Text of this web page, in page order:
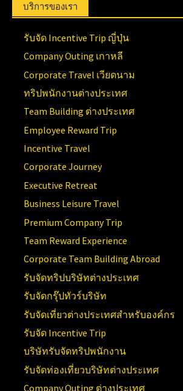
บริการของเรา
รับจัด Incentive Trip ญี่ปุ่น
Company Outing เกาหลี
Corporate Travel เวียดนาม
ทริปพนักงานต่างประเทศ
Team Building ต่างประเทศ
Employee Reward Trip
Incentive Travel
Corporate Journey
Executive Retreat
Business Leisure Travel
Premium Company Trip
Team Reward Experience
Corporate Team Building Abroad
รับจัดทริปบริษัทต่างประเทศ
รับจัดกรุ๊ปทัวร์บริษัท
รับจัดเที่ยวต่างประเทศสำหรับองค์กร
รับจัด Incentive Trip
บริษัทรับจัดทริปพนักงาน
รับจัดท่องเที่ยวบริษัทต่างประเทศ
Company Outing ต่างประเทศ